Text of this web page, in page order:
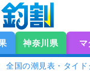
神奈川県 マ
全国の潮見表・タイド